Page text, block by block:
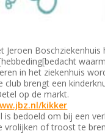
Jeroen Boschziekenhuis
in het ziekenhuis
brengt een
op de markt.
kikker
is bedoeld om bij een
vrolijken of troost te